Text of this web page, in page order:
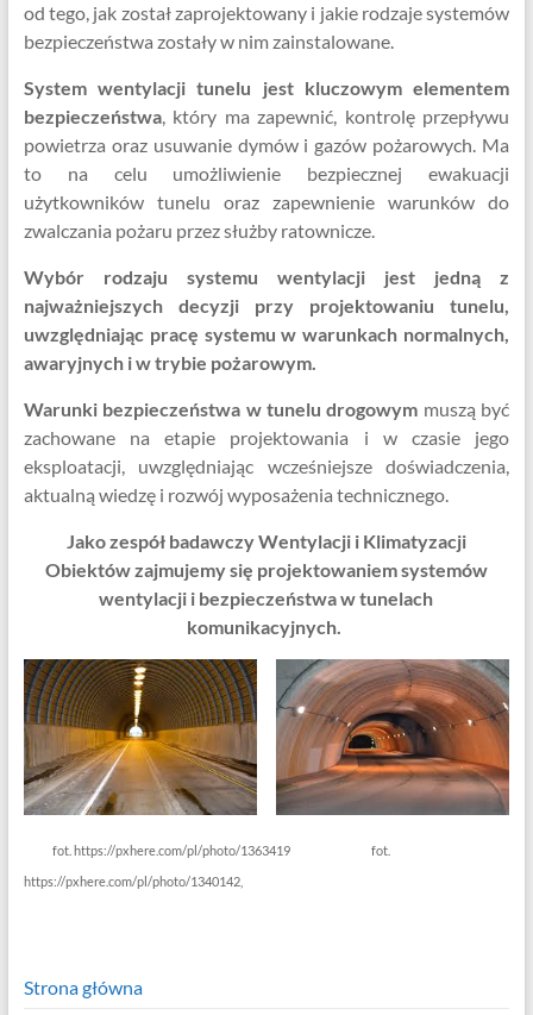
od tego, jak został zaprojektowany i jakie rodzaje systemów
bezpieczeństwa zostały w nim zainstalowane.
System wentylacji tunelu jest kluczowym elementem
bezpieczeństwa, który ma zapewnić, kontrolę przepływu
powietrza oraz usuwanie dymów i gazów pożarowych. Ma
to na celu umożliwienie bezpiecznej ewakuacji
użytkowników tunelu oraz zapewnienie warunków do
zwalczania pożaru przez służby ratownicze.
Wybór rodzaju systemu wentylacji jest jedną z
najważniejszych decyzji przy projektowaniu tunelu,
uwzględniając pracę systemu w warunkach normalnych,
awaryjnych i w trybie pożarowym.
Warunki bezpieczeństwa w tunelu drogowym muszą być
zachowane na etapie projektowania i w czasie jego
eksploatacji, uwzględniając wcześniejsze doświadczenia,
aktualną wiedzę i rozwój wyposażenia technicznego.
Jako zespół badawczy Wentylacji i Klimatyzacji
Obiektów zajmujemy się projektowaniem systemów
wentylacji i bezpieczeństwa w tunelach
komunikacyjnych.
fot. https://pxhere.com/pl/photo/1363419 fot.
https://pxhere.com/pl/photo/1340142,
Strona główna